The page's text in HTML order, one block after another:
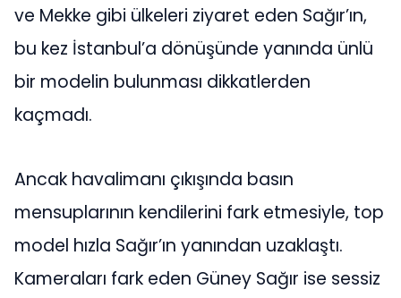
ve Mekke gibi ülkeleri ziyaret eden Sağır’ın,
bu kez İstanbul’a dönüşünde yanında ünlü
bir modelin bulunması dikkatlerden
kaçmadı.
Ancak havalimanı çıkışında basın
mensuplarının kendilerini fark etmesiyle, top
model hızla Sağır’ın yanından uzaklaştı.
Kameraları fark eden Güney Sağır ise sessiz